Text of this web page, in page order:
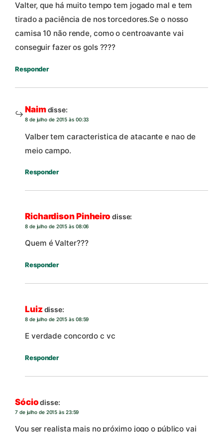
Valter, que há muito tempo tem jogado mal e tem
tirado a paciência de nos torcedores.Se o nosso
camisa 10 não rende, como o centroavante vai
conseguir fazer os gols ????
Responder
Naimdisse:
8 de julho de 2015 às 00:33
Valber tem caracteristica de atacante e nao de
meio campo.
Responder
Richardison Pinheiro disse:
8 de julho de 2015 às 08:06
Quem é Valter???
Responder
Luiz disse:
8 de julho de 2015 às 08:59
E verdade concordo c vc
Responder
Sócio disse:
7 de julho de 2015 às 23:59
Vou ser realista mais no próximo jogo o público vai